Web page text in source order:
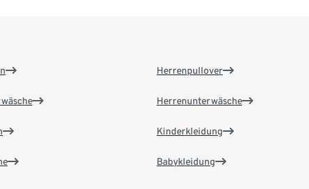
Herrenpullover
Herrenunterwäsche
Kinderkleidung
Babykleidung